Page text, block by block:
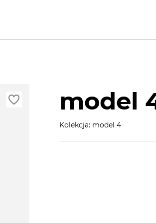
model
Kolekcja: model 4